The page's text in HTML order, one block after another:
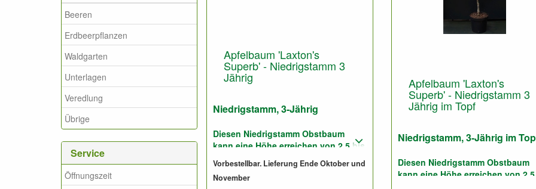
Beeren
Erdbeerpflanzen
Waldgarten
Unterlagen
Veredlung
Übrige
Service
Öffnungszeit
Apfelbaum 'Laxton's
Superb' - Niedrigstamm 3
Jährig
Niedrigstamm, 3-Jährig
Diesen Niedrigstamm Obstbaum
kann eine Höhe erreichen von 2,5 bis
3,5 Meter.
Geeignet für gute und für sandige
Vorbestellbar. Lieferung Ende Oktober und
November
Apfelbaum 'Laxton's
Superb' - Niedrigstamm 3
Jährig im Topf
Niedrigstamm, 3-Jährig im
Diesen Niedrigstamm Obstbaum
kann eine Höhe erreichen von